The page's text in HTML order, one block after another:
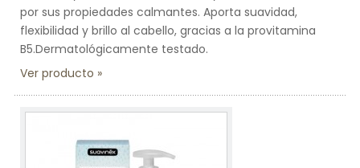
por sus propiedades calmantes. Aporta suavidad,
flexibilidad y brillo al cabello, gracias a la provitamina
B5.Dermatológicamente testado.
Ver producto